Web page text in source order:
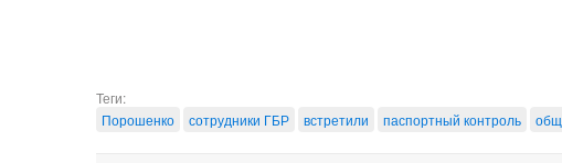
Теги:
Порошенко
сотрудники ГБР встретили паспортный контроль